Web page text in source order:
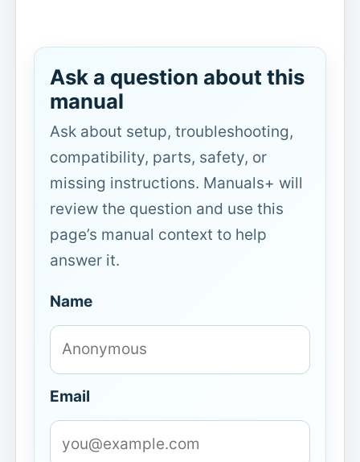
Ask a question about this
manual
Ask about setup, troubleshooting,
compatibility, parts, safety, or
missing instructions. Manuals+ will
review the question and use this
page’s manual context to help
answer it.
Name
Email